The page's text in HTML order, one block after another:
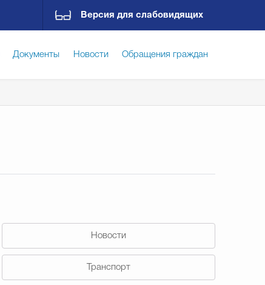
Версия для слабовидящих
Документы Новости Обращения граждан
Новости
Транспорт